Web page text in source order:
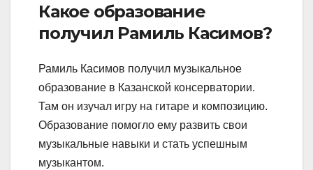
Какое образование
получил Рамиль Касимов?
Рамиль Касимов получил музыкальное
образование в Казанской консерватории.
Там он изучал игру на гитаре и композицию.
Образование помогло ему развить свои
музыкальные навыки и стать успешным
музыкантом.